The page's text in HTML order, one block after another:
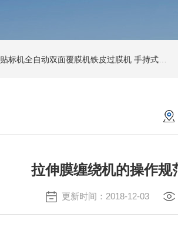
贴标机全自动双面覆膜机铁皮过膜机 手持式激光打标机铁牌便携式打码机
拉伸膜缠绕机的操作规
更新时间：2018-12-03